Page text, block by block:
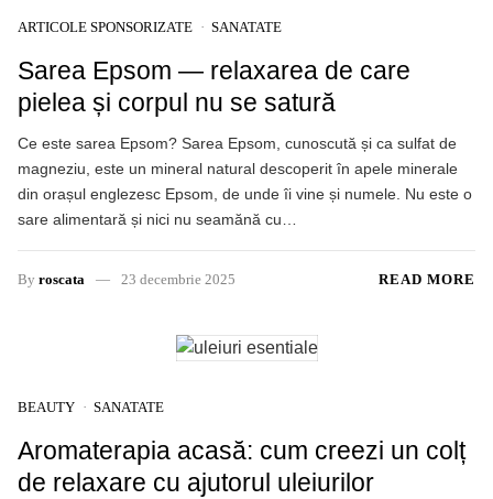
ARTICOLE SPONSORIZATE SANATATE
Sarea Epsom — relaxarea de care
pielea și corpul nu se satură
Ce este sarea Epsom? Sarea Epsom, cunoscută și ca sulfat de
magneziu, este un mineral natural descoperit în apele minerale
din orașul englezesc Epsom, de unde îi vine și numele. Nu este o
sare alimentară și nici nu seamănă cu…
By roscata 23 decembrie 2025 READ MORE
BEAUTY SANATATE
Aromaterapia acasă: cum creezi un colț
de relaxare cu ajutorul uleiurilor